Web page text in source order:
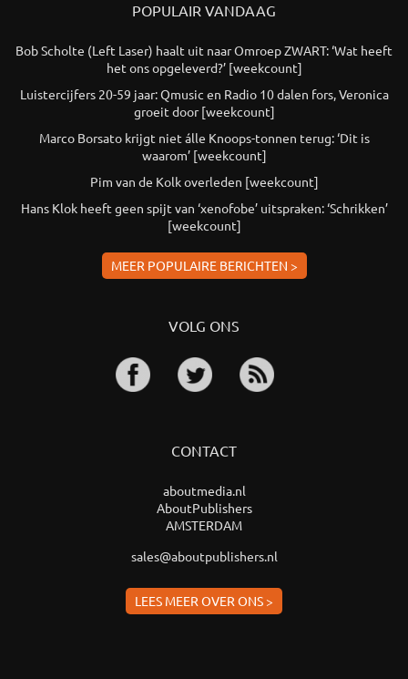
POPULAIR VANDAAG
Bob Scholte (Left Laser) haalt uit naar Omroep ZWART: ‘Wat heeft
het ons opgeleverd?’ [weekcount]
Luistercijfers 20-59 jaar: Qmusic en Radio 10 dalen fors, Veronica
groeit door [weekcount]
Marco Borsato krijgt niet álle Knoops-tonnen terug: ‘Dit is
waarom’ [weekcount]
Pim van de Kolk overleden [weekcount]
Hans Klok heeft geen spijt van ‘xenofobe’ uitspraken: ‘Schrikken’
[weekcount]
MEER POPULAIRE BERICHTEN >
VOLG ONS
CONTACT
aboutmedia.nl
AboutPublishers
AMSTERDAM
sales@aboutpublishers.nl
LEES MEER OVER ONS >